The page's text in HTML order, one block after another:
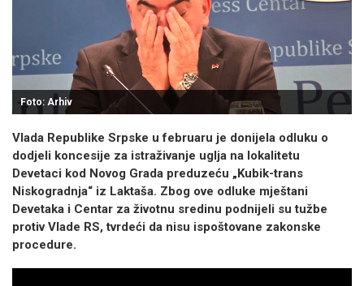
Foto: Arhiv
Vlada Republike Srpske u februaru je donijela odluku o
dodjeli koncesije za istraživanje uglja na lokalitetu
Devetaci kod Novog Grada preduzeću „Kubik-trans
Niskogradnja“ iz Laktaša. Zbog ove odluke mještani
Devetaka i Centar za životnu sredinu podnijeli su tužbe
protiv Vlade RS, tvrdeći da nisu ispoštovane zakonske
procedure.